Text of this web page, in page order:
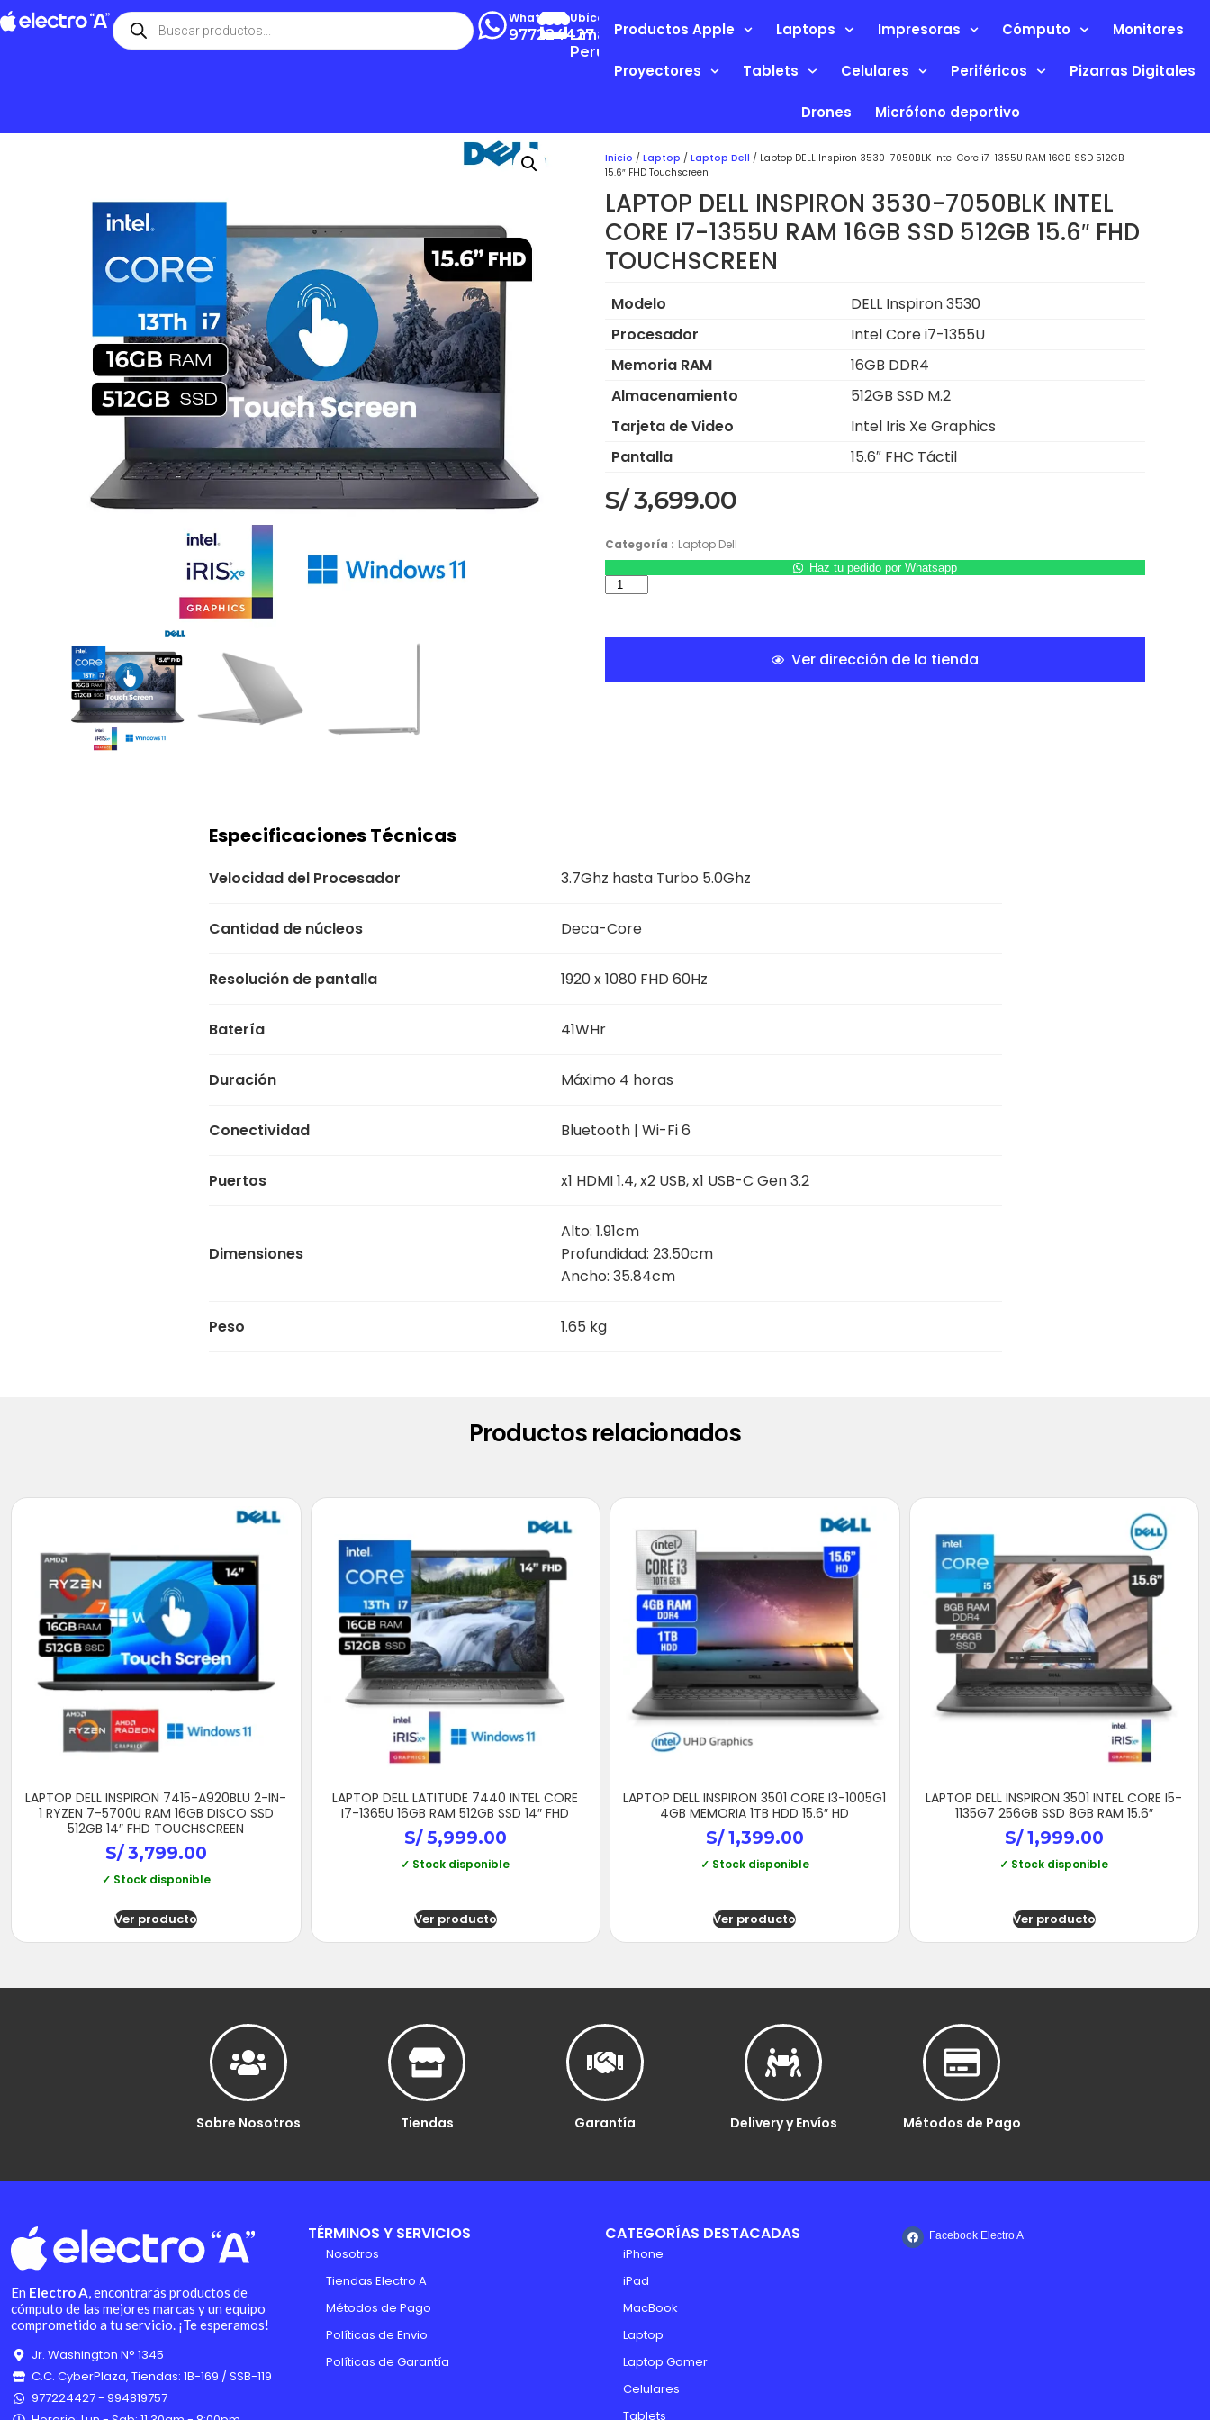
Whatsapp
977224427
Ubícanos
Lima-
Perú
Productos Apple Laptops Impresoras Cómputo Monitores
Proyectores Tablets Celulares Periféricos Pizarras Digitales
Drones Micrófono deportivo
Inicio / Laptop / Laptop Dell / Laptop DELL Inspiron 3530-7050BLK Intel Core i7-1355U RAM 16GB SSD 512GB
15.6″ FHD Touchscreen
LAPTOP DELL INSPIRON 3530-7050BLK INTEL
CORE I7-1355U RAM 16GB SSD 512GB 15.6″ FHD
TOUCHSCREEN
Modelo
DELL Inspiron 3530
Procesador
Intel Core i7-1355U
Memoria RAM
16GB DDR4
Almacenamiento
512GB SSD M.2
Tarjeta de Video
Intel Iris Xe Graphics
Pantalla
15.6″ FHC Táctil
S/3,699.00
Categoría : Laptop Dell
Haz tu pedido por Whatsapp
Ver dirección de la tienda
Especificaciones Técnicas
Velocidad del Procesador 3.7Ghz hasta Turbo 5.0Ghz
Cantidad de núcleos Deca-Core
Resolución de pantalla 1920 x 1080 FHD 60Hz
Batería 41WHr
Duración Máximo 4 horas
Conectividad Bluetooth | Wi-Fi 6
Puertos x1 HDMI 1.4, x2 USB, x1 USB-C Gen 3.2
Dimensiones
Alto: 1.91cm
Profundidad: 23.50cm
Ancho: 35.84cm
Peso 1.65 kg
Productos relacionados
LAPTOP DELL INSPIRON 7415-A920BLU 2-IN-
1 RYZEN 7-5700U RAM 16GB DISCO SSD
512GB 14″ FHD TOUCHSCREEN
S/3,799.00
✓ Stock disponible
Ver producto
LAPTOP DELL LATITUDE 7440 INTEL CORE
I7-1365U 16GB RAM 512GB SSD 14″ FHD
S/5,999.00
✓ Stock disponible
Ver producto
LAPTOP DELL INSPIRON 3501 CORE I3-1005G1
4GB MEMORIA 1TB HDD 15.6″ HD
S/1,399.00
✓ Stock disponible
Ver producto
LAPTOP DELL INSPIRON 3501 INTEL CORE I5-
1135G7 256GB SSD 8GB RAM 15.6″
S/1,999.00
✓ Stock disponible
Ver producto
Sobre Nosotros Tiendas Garantía Delivery y Envíos Métodos de Pago
En Electro A, encontrarás productos de
cómputo de las mejores marcas y un equipo
comprometido a tu servicio. ¡Te esperamos!
Jr. Washington N° 1345
C.C. CyberPlaza, Tiendas: 1B-169 / SSB-119
977224427 - 994819757
TÉRMINOS Y SERVICIOS
Nosotros
Tiendas Electro A
Métodos de Pago
Políticas de Envio
Políticas de Garantía
CATEGORÍAS DESTACADAS
iPhone
iPad
MacBook
Laptop
Laptop Gamer
Celulares
Tablets
Facebook Electro A